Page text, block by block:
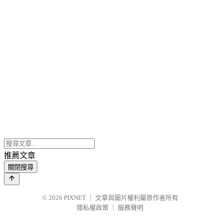
推薦文章
關閉搜尋
© 2026 PIXNET
文章與圖片權利屬原作者所有
隱私權政策
服務聲明